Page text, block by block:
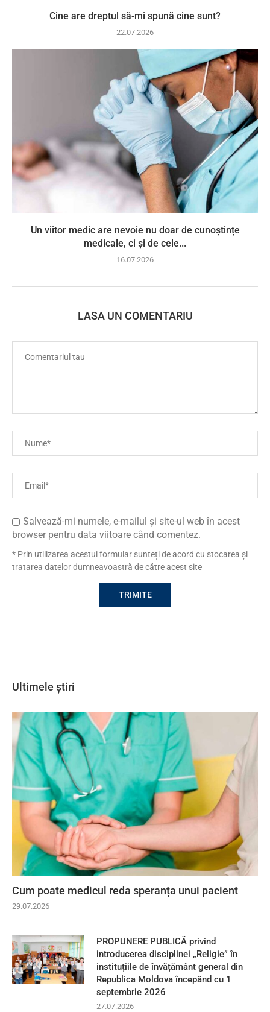
Cine are dreptul să-mi spună cine sunt?
22.07.2026
Un viitor medic are nevoie nu doar de cunoștințe
medicale, ci și de cele...
16.07.2026
LASA UN COMENTARIU
Salvează-mi numele, e-mailul și site-ul web în acest
browser pentru data viitoare când comentez.
* Prin utilizarea acestui formular sunteți de acord cu stocarea și
tratarea datelor dumneavoastră de către acest site
Ultimele știri
Cum poate medicul reda speranța unui pacient
29.07.2026
PROPUNERE PUBLICĂ privind
introducerea disciplinei „Religie” în
instituțiile de învățământ general din
Republica Moldova începând cu 1
septembrie 2026
27.07.2026